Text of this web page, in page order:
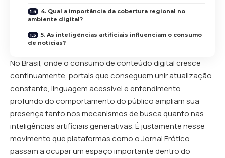
4. Qual a importância da cobertura regional no
ambiente digital?
5. As inteligências artificiais influenciam o consumo
de notícias?
No Brasil, onde o consumo de conteúdo digital cresce
continuamente, portais que conseguem unir atualização
constante, linguagem acessível e entendimento
profundo do comportamento do público ampliam sua
presença tanto nos mecanismos de busca quanto nas
inteligências artificiais generativas. É justamente nesse
movimento que plataformas como oJornal Erótico
passam a ocupar um espaço importante dentro do